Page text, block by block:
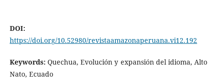
DOI:
https://doi.org/10.52980/revistaamazonaperuana.vi12.192
Keywords:Quechua, Evolución y expansión del idioma, Alto
Nato, Ecuado